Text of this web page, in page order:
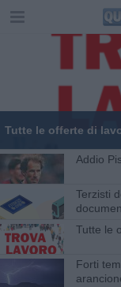
​Tutte le offerte di
Addio
Terzisti
​Tutte le
Forti